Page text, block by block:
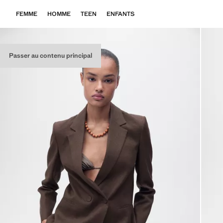
Passer au contenu principal
FEMME HOMME TEEN ENFANTS